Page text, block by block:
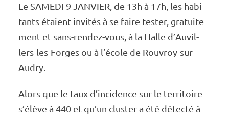
Le SAMEDI 9 JANVIER, de 13h à 17h, les habi­­­
tants étaient invi­­­tés à se faire tester, gratui­­­te­­­
ment et sans-rendez-vous, à la Halle d’Au­­­­vil­­­
lers-les-Forges ou à l’école de Rouvroy-sur-
Audry.
Alors que le taux d’in­­ci­­­dence sur le terri­­­toire
s’élève à 440 et qu’un clus­­­ter a été détecté à